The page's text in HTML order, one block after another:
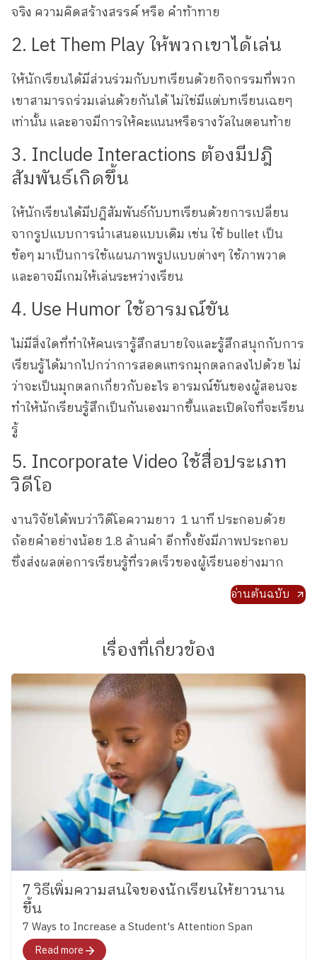
จริง ความคิดสร้างสรรค์ หรือ คำท้าทาย
2. Let Them Play ให้พวกเขาได้เล่น
ให้นักเรียนได้มีส่วนร่วมกับบทเรียนด้วยกิจกรรมที่พวก
เขาสามารถร่วมเล่นด้วยกันได้ ไม่ใช่มีแต่บทเรียนเฉยๆ
เท่านั้น และอาจมีการให้คะแนนหรือรางวัลในตอนท้าย
3. Include Interactions ต้องมีปฎิ
สัมพันธ์เกิดขึ้น
ให้นักเรียนได้มีปฎิสัมพันธ์กับบทเรียนด้วยการเปลี่ยน
จากรูปแบบการนำเสนอแบบเดิม เช่น ใช้ bullet เป็น
ข้อๆ มาเป็นการใช้แผนภาพรูปแบบต่างๆ ใช้ภาพวาด
และอาจมีเกมให้เล่นระหว่างเรียน
4. Use Humor ใช้อารมณ์ขัน
ไม่มีสิ่งใดที่ทำให้คนเรารู้สึกสบายใจและรู้สึกสนุกกับการ
เรียนรู้ได้มากไปกว่าการสอดแทรกมุกตลกลงไปด้วย ไม่
ว่าจะเป็นมุกตลกเกี่ยวกับอะไร อารมณ์ขันของผู้สอนจะ
ทำให้นักเรียนรู้สึกเป็นกันเองมากขึ้นและเปิดใจที่จะเรียน
รู้
5. Incorporate Video ใช้สื่อประเภท
วิดีโอ
งานวิจัยได้พบว่าวิดีโอความยาว 1 นาที ประกอบด้วย
ถ้อยคำอย่างน้อย 1.8 ล้านคำ อีกทั้งยังมีภาพประกอบ
ซึ่งส่งผลต่อการเรียนรู้ที่รวดเร็วของผู้เรียนอย่างมาก
อ่านต้นฉบับ
เรื่องที่เกี่ยวข้อง
7 วิธีเพิ่มความสนใจของนักเรียนให้ยาวนาน
ขึ้น
7 Ways to Increase a Student's Attention Span
Read more